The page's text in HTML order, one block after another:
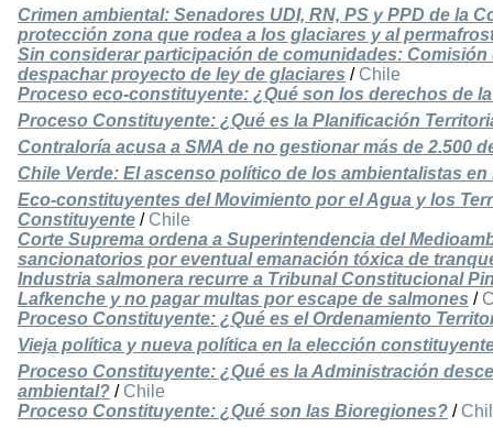
Crimen ambiental: Senadores UDI, RN, PS y PPD de la
protección zona que rodea a los glaciares y al
Sin considerar participación de comunidades: Comisión
despachar proyecto de ley de glaciares / Chile
Proceso eco-constituyente: ¿Qué son los derechos de
Proceso Constituyente: ¿Qué es la Planificación
Contraloría acusa a SMA de no gestionar más de 2.500
Chile Verde: El ascenso político de los ambientalistas
Eco-constituyentes del Movimiento por el Agua y los
Constituyente / Chile
Corte Suprema ordena a Superintendencia del
sancionatorios por eventual emanación tóxica de
Industria salmonera recurre a Tribunal Constitucional
Lafkenche y no pagar multas por escape de salmones /
Proceso Constituyente: ¿Qué es el Ordenamiento
Vieja política y nueva política en la elección
Proceso Constituyente: ¿Qué es la Administración
ambiental? / Chile
Proceso Constituyente: ¿Qué son las Bioregiones? /